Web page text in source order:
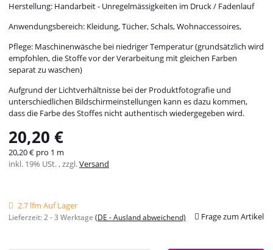
Herstellung: Handarbeit - Unregelmässigkeiten im Druck / Fadenlauf
Anwendungsbereich: Kleidung, Tücher, Schals, Wohnaccessoires,
Pflege: Maschinenwäsche bei niedriger Temperatur (grundsätzlich wird
empfohlen, die Stoffe vor der Verarbeitung mit gleichen Farben
separat zu waschen)
Aufgrund der Lichtverhältnisse bei der Produktfotografie und
unterschiedlichen Bildschirmeinstellungen kann es dazu kommen,
dass die Farbe des Stoffes nicht authentisch wiedergegeben wird.
20,20 €
20,20 € pro 1 m
inkl. 19% USt. , zzgl.Versand
2.7 lfm Auf Lager
Lieferzeit:2 - 3 Werktage (DE - Ausland abweichend) Frage zum Artikel